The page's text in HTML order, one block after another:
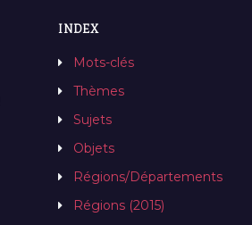
INDEX
Mots-clés
Thèmes
Sujets
Objets
Régions/Départements
Régions (2015)